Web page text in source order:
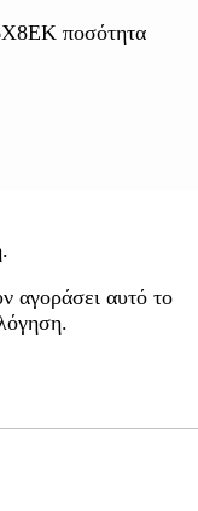
ποσότητα
αγοράσει αυτό το